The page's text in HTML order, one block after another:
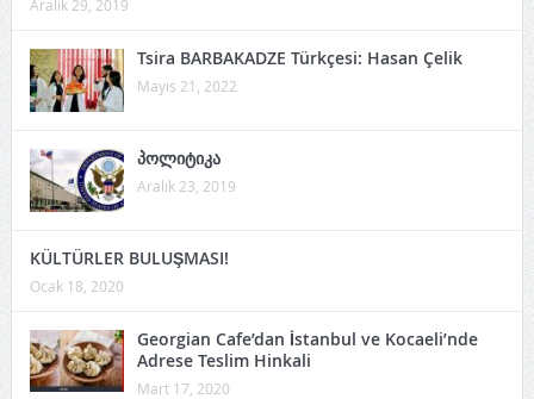
Aralık 29, 2019
Tsira BARBAKADZE Türkçesi: Hasan Çelik
Mayıs 21, 2022
პოლიტიკა
Aralık 23, 2019
KÜLTÜRLER BULUŞMASI!
Ocak 18, 2020
Georgian Cafe’dan İstanbul ve Kocaeli’nde
Adrese Teslim Hinkali
Mart 17, 2020